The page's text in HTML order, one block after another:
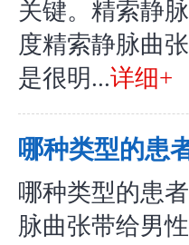
关键。精索静
度精索静脉曲
是很明...详细+
哪种类型的患
哪种类型的患
脉曲张带给男